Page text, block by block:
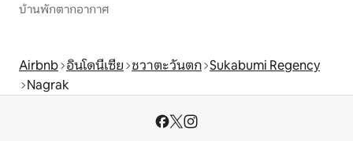
บ้านพักตากอากาศ
Airbnb อินโดนีเซีย ชวาตะวันตก Sukabumi Regency
Nagrak